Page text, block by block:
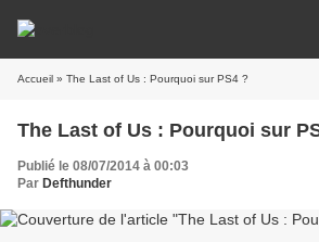
Accueil » The Last of Us : Pourquoi sur PS4 ?
The Last of Us : Pourquoi sur
Publié le 08/07/2014 à 00:03
Par Defthunder